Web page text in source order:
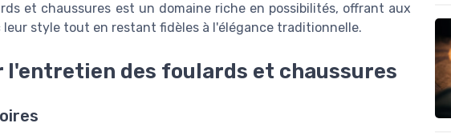
et chaussures est un domaine riche en possibilités, offrant aux
leur style tout en restant fidèles à l'élégance traditionnelle.
l'entretien des foulards et chaussures